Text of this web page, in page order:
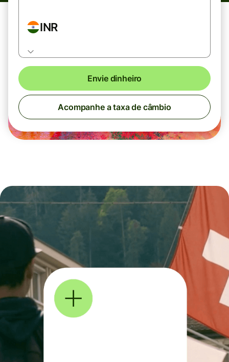
INR
Envie dinheiro
Acompanhe a taxa de câmbio